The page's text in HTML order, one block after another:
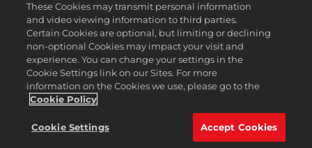
Suporte
Não vender nem compartilhar minhas informações pessoais
Consulta de pedidos e reembolsos
Parceiros de anúncios 2K
©2016-2026 Take-Two Interactive Software Inc. 2K, Firaxis Games,
Civilization, and their respective logos are trademarks of Take-Two
Interactive Software, Inc. All rights reserved.
These Cookies may transmit personal information
and video viewing information to third parties.
Certain Cookies are optional, but limiting or declining
non-optional Cookies may impact your visit and
experience. You can change your settings in the
Cookie Settings link on our Sites. For more
information on the Cookies we use, please go to the
Cookie Policy
Cookie Settings Accept Cookies